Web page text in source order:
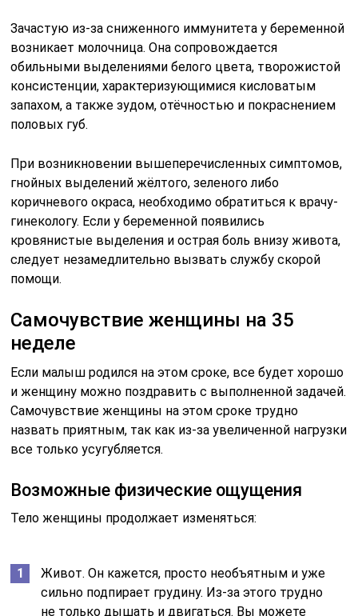
Зачастую из-за сниженного иммунитета у беременной
возникает молочница. Она сопровождается
обильными выделениями белого цвета, творожистой
консистенции, характеризующимися кисловатым
запахом, а также зудом, отёчностью и покраснением
половых губ.
При возникновении вышеперечисленных симптомов,
гнойных выделений жёлтого, зеленого либо
коричневого окраса, необходимо обратиться к врачу-
гинекологу. Если у беременной появились
кровянистые выделения и острая боль внизу живота,
следует незамедлительно вызвать службу скорой
помощи.
Самочувствие женщины на 35
неделе
Если малыш родился на этом сроке, все будет хорошо
и женщину можно поздравить с выполненной задачей.
Самочувствие женщины на этом сроке трудно
назвать приятным, так как из-за увеличенной нагрузки
все только усугубляется.
Возможные физические ощущения
Тело женщины продолжает изменяться:
Живот. Он кажется, просто необъятным и уже
сильно подпирает грудину. Из-за этого трудно
не только дышать и двигаться. Вы можете